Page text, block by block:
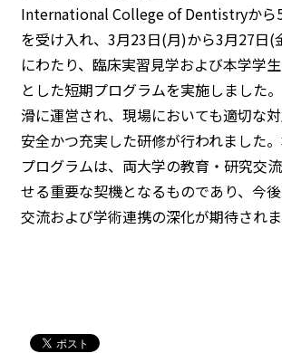
International College of Dentistryから
を受け入れ、3月23日(月)から3月27日(
にわたり、臨床実習見学および本学学
とした短期プログラムを実施しました
滑に運営され、現場においても適切な対
安全かつ充実した研修が行われました
プログラムは、両大学の教育・研究交
せる重要な契機となるものであり、今
交流および学術連携の深化が期待されま